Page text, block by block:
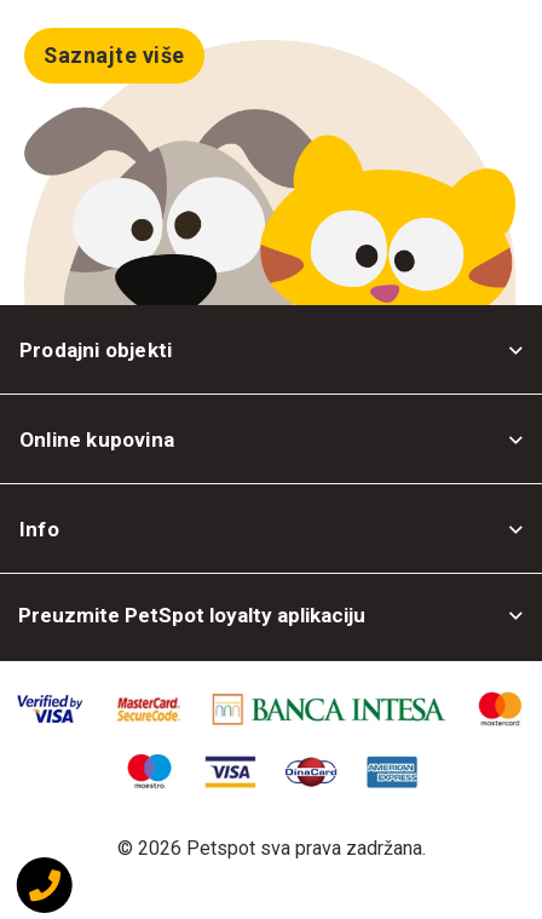
Saznajte više
Prodajni objekti
Online kupovina
Info
Preuzmite PetSpot loyalty aplikaciju
© 2026 Petspot sva prava zadržana.